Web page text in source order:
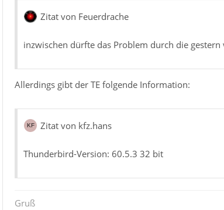
Zitat von Feuerdrache
inzwischen dürfte das Problem durch die
Allerdings gibt der TE folgende Information:
Zitat von kfz.hans
Thunderbird-Version: 60.5.3 32 bit
Gruß